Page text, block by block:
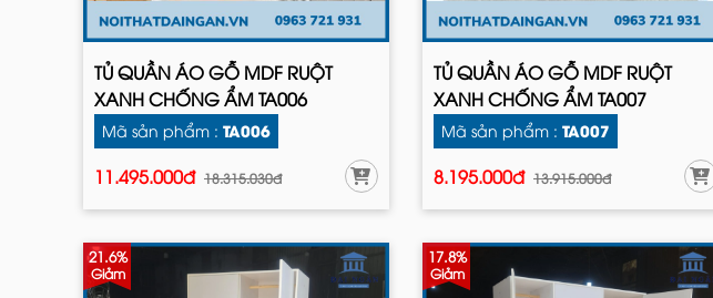
TỦ QUẦN ÁO GỖ MDF RUỘT
XANH CHỐNG ẨM TA006
Mã sản phẩm : TA006
11.495.000đ 18.315.030đ
TỦ QUẦN ÁO GỖ MDF RUỘT
XANH CHỐNG ẨM TA007
Mã sản phẩm : TA007
8.195.000đ 13.915.000đ
21.6%
Giảm
17.8%
Giảm